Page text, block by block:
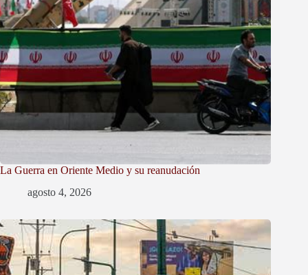
La Guerra en Oriente Medio y su reanudación
agosto 4, 2026